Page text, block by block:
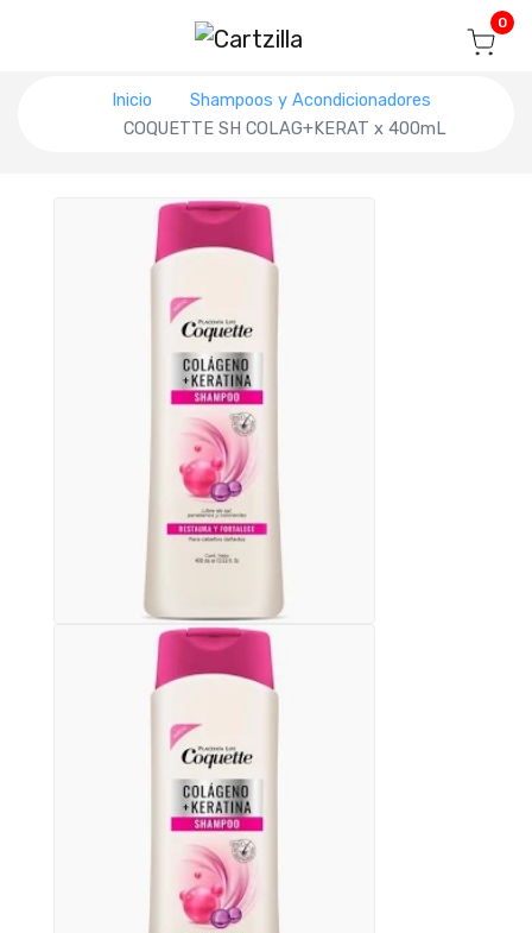
Seguir mi pedido 0
Inicio
Shampoos y Acondicionadores
COQUETTE SH COLAG+KERAT x 400mL